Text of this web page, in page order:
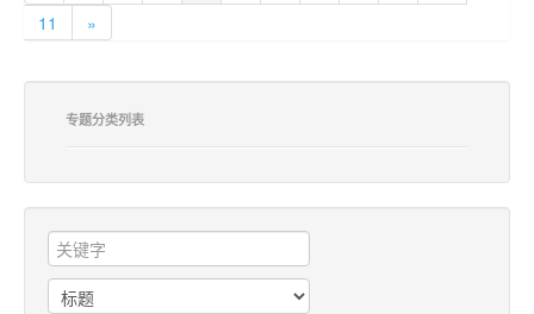
11
»
专题分类列表